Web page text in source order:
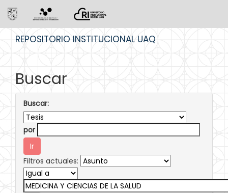
REPOSITORIO INSTITUCIONAL UAQ
Buscar
Buscar:
por
Filtros actuales: